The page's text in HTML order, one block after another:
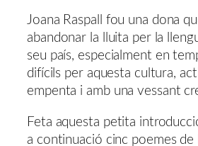
Joana Raspall fou una dona
abandonar la lluita per la
seu país, especialment en
difícils per aquesta cultura,
empenta i amb una vessant
Feta aquesta petita
a continuació cinc poemes de